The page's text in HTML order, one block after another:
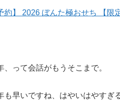
約】 2026 ぼんた極おせち 【限
、って会話がもうそこまで。
も早いですね、はやいはやすぎる